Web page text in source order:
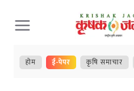
Skip
to
content
होम ई-पेपर कृषि समाचार